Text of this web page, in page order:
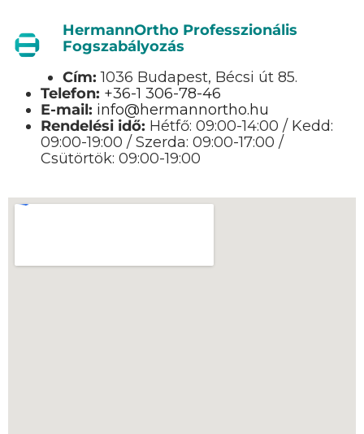
HermannOrtho Professzionális
Fogszabályozás
Cím: 1036 Budapest, Bécsi út 85.
Telefon: +36-1 306-78-46
E-mail: info@hermannortho.hu
Rendelési idő: Hétfő: 09:00-14:00 / Kedd:
09:00-19:00 / Szerda: 09:00-17:00 /
Csütörtök: 09:00-19:00